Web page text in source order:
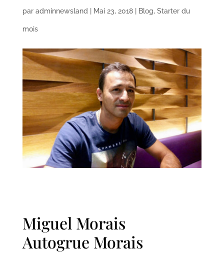
par adminnewsland Mai 23, 2018| Blog, Starter du
mois
Miguel Morais
Autogrue Morais